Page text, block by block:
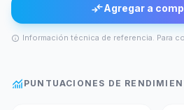
compare_arrowsAgregar a
info Información técnica de referencia. Para
monitoring PUNTUACIONES DE